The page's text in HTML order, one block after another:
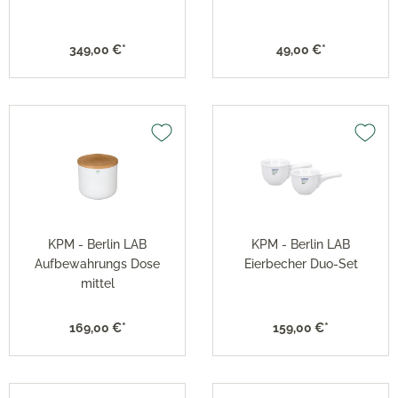
349,00 €* 49,00 €*
KPM - Berlin LAB
Aufbewahrungs Dose
mittel
169,00 €*
KPM - Berlin LAB
Eierbecher Duo-Set
159,00 €*